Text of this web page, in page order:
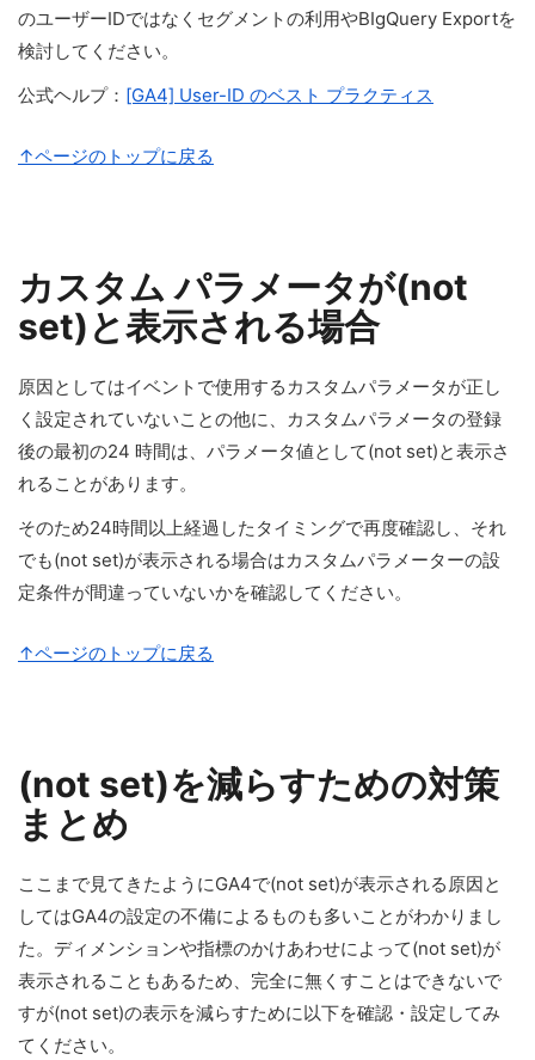
のユーザーIDではなくセグメントの利用やBIgQuery Exportを
検討してください。
公式ヘルプ： [GA4] User-ID のベスト プラクティス
↑ページのトップに戻る
カスタム パラメータが(not
set)と表示される場合
原因としてはイベントで使用するカスタムパラメータが正し
く設定されていないことの他に、カスタムパラメータの登録
後の最初の24 時間は、パラメータ値として(not set)と表示さ
れることがあります。
そのため24時間以上経過したタイミングで再度確認し、それ
でも(not set)が表示される場合はカスタムパラメーターの設
定条件が間違っていないかを確認してください。
↑ページのトップに戻る
(not set)を減らすための対策
まとめ
ここまで見てきたようにGA4で(not set)が表示される原因と
してはGA4の設定の不備によるものも多いことがわかりまし
た。ディメンションや指標のかけあわせによって(not set)が
表示されることもあるため、完全に無くすことはできないで
すが(not set)の表示を減らすために以下を確認・設定してみ
てください。